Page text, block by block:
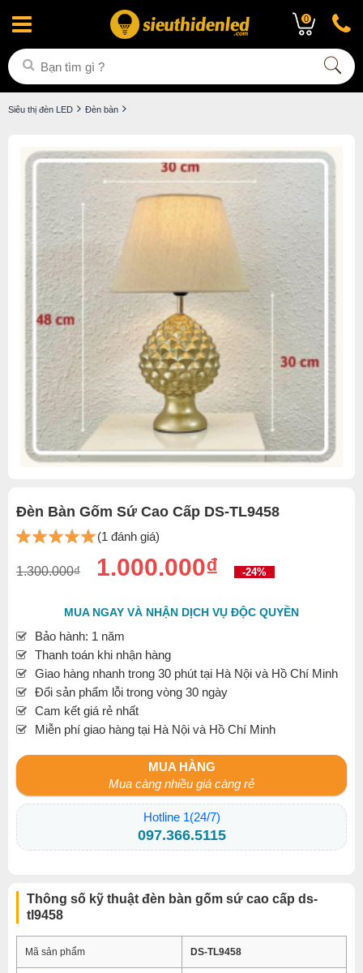
0
Siêu thị đèn LED Đèn bàn
Đèn Bàn Gốm Sứ Cao Cấp DS-TL9458
(1 đánh giá)
1.300.000₫ 1.000.000₫ -24%
MUA NGAY VÀ NHẬN DỊCH VỤ ĐỘC QUYỀN
Bảo hành: 1 năm
Thanh toán khi nhận hàng
Giao hàng nhanh trong 30 phút tại Hà Nội và Hồ Chí Minh
Đổi sản phẩm lỗi trong vòng 30 ngày
Cam kết giá rẻ nhất
Miễn phí giao hàng tại Hà Nội và Hồ Chí Minh
MUA HÀNG
Mua càng nhiều giá càng rẻ
Hotline 1(24/7)
097.366.5115
Thông số kỹ thuật đèn bàn gốm sứ cao cấp ds-
tl9458
Mã sản phẩm DS-TL9458